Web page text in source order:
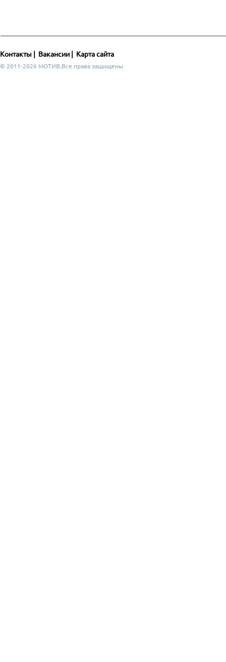
Контакты Вакансии Карта сайта
© 2011-2026 МОТИВ.Все права защищены